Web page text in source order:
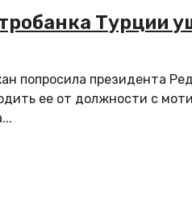
Турции
попросила президента
ее от должности с